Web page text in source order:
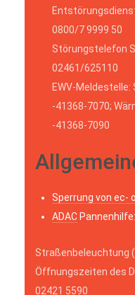
0800/7 9999 50
Störungstelefon
02461/625110
EWV-Meldestelle:
-41368-7070;
-41368-7090
Sperrung von ec-
ADAC
Straßenbeleuchtung
Öffnungszeiten des
02421 5590